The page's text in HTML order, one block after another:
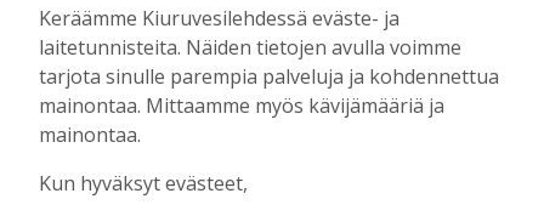
Kirjaudu
Sähköposti
Keräämme Kiuruvesilehdessä eväste- ja
laitetunnisteita. Näiden tietojen avulla voimme
tarjota sinulle parempia palveluja ja kohdennettua
mainontaa. Mittaamme myös kävijämääriä ja
mainontaa.
Kun hyväksyt evästeet,